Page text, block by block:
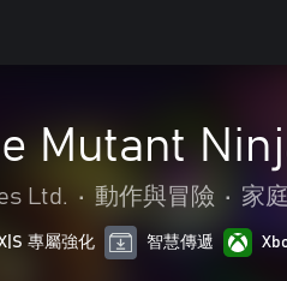
Mutant
Ltd. • 動作與冒險 • 家
專屬強化 智慧傳遞